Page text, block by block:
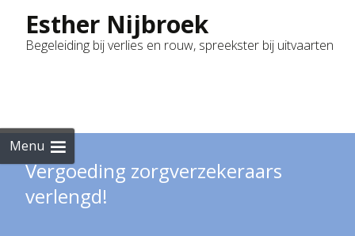
Esther Nijbroek
Begeleiding bij verlies en rouw, spreekster bij uitvaarten
Menu
Vergoeding zorgverzekeraars
verlengd!